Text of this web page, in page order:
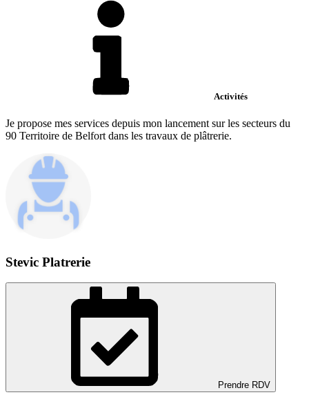
Activités
Je propose mes services depuis mon lancement sur les secteurs du
90 Territoire de Belfort dans les travaux de plâtrerie.
Stevic Platrerie
Prendre RDV